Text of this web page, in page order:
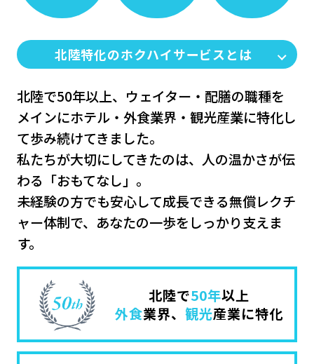
北陸特化のホクハイサービスとは
北陸で50年以上、ウェイター・配膳の職種を
メインにホテル‧外⾷業界‧観光産業に特化し
て歩み続けてきました。
私たちが⼤切にしてきたのは、⼈の温かさが伝
わる「おもてなし」。
未経験の⽅でも安⼼して成⻑できる無償レクチ
ャー体制で、あなたの⼀歩をしっかり⽀えま
す。
北陸で50年以上
外食業界、 観光産業に特化